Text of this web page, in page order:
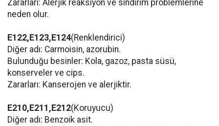
Zararları: Alerjik reaksiyon ve sindirim problemlerine
neden olur.
E122,E123,E124(Renklendirici)
Diğer adı: Carmoisin, azorubin.
Bulunduğu besinler: Kola, gazoz, pasta süsü,
konserveler ve cips.
Zararları: Kanserojen ve alerjiktir.
E210,E211,E212(Koruyucu)
Diğer adı: Benzoik asit.